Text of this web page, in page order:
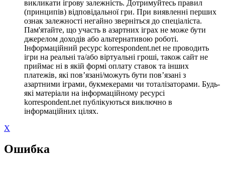
викликати ігрову залежність. Дотримуйтесь правил
(принципів) відповідальної гри. При виявленні перших
ознак залежності негайно зверніться до спеціаліста.
Пам'ятайте, що участь в азартних іграх не може бути
джерелом доходів або альтернативою роботі.
Інформаційний ресурс korrespondent.net не проводить
ігри на реальні та/або віртуальні гроші, також сайт не
приймає ні в якій формі оплату ставок та інших
платежів, які пов’язані/можуть бути пов’язані з
азартними іграми, букмекерами чи тоталізаторами. Будь-
які матеріали на інформаційному ресурсі
korrespondent.net публікуються виключно в
інформаційних цілях.
X
Ошибка